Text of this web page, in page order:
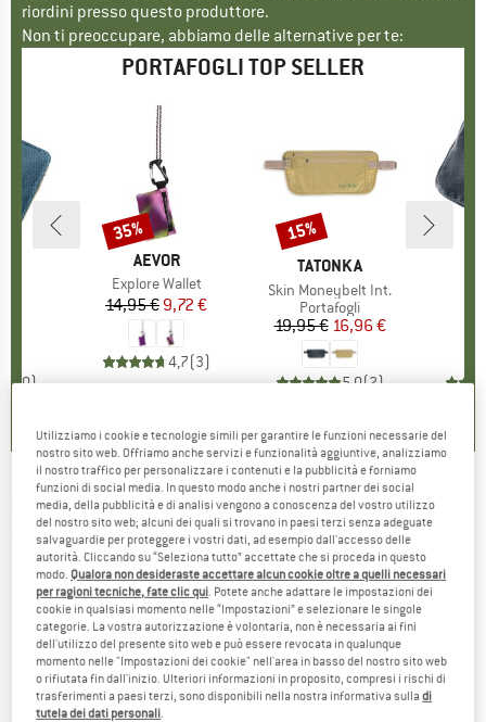
riordini presso questo produttore.
Non ti preoccupare, abbiamo delle alternative per te:
PORTAFOGLI TOP SELLER
(0)
MARCHIO
AEVOR
Articolo
Explore Wallet
Prezzo
14,95 €Prezzo ridotto
9,72 €
4,7(3)
Sconto
35%
MARCHIO
TATONKA
Articolo
Skin Moneybelt Int.
Gruppo di prodotti
Portafogli
Prezzo
19,95 € Prezzo ridotto
16,96 €
5,0(2)
Sconto
15%
PACSAFE -RFIDsafe Travel Wallet - Portafogli
(0)
Utilizziamo i cookie e tecnologie simili per garantire le funzioni necessarie del
nostro sito web. Offriamo anche servizi e funzionalità aggiuntive, analizziamo
il nostro traffico per personalizzare i contenuti e la pubblicità e forniamo
funzioni di social media. In questo modo anche i nostri partner dei social
media, della pubblicità e di analisi vengono a conoscenza del vostro utilizzo
del nostro sito web; alcuni dei quali si trovano in paesi terzi senza adeguate
salvaguardie per proteggere i vostri dati, ad esempio dall'accesso delle
autorità. Cliccando su “Seleziona tutto” accettate che si proceda in questo
modo. Qualora non desideraste accettare alcun cookie oltre a quelli necessari
per ragioni tecniche, fate clic qui . Potete anche adattare le impostazioni dei
cookie in qualsiasi momento nelle “Impostazioni” e selezionare le singole
categorie. La vostra autorizzazione è volontaria, non è necessaria ai fini
dell'utilizzo del presente sito web e può essere revocata in qualunque
momento nelle "Impostazioni dei cookie" nell'area in basso del nostro sito web
o rifiutata fin dall'inizio. Ulteriori informazioni in proposito, compresi i rischi di
trasferimenti a paesi terzi, sono disponibili nella nostra informativa sulladi
tutela dei dati personali